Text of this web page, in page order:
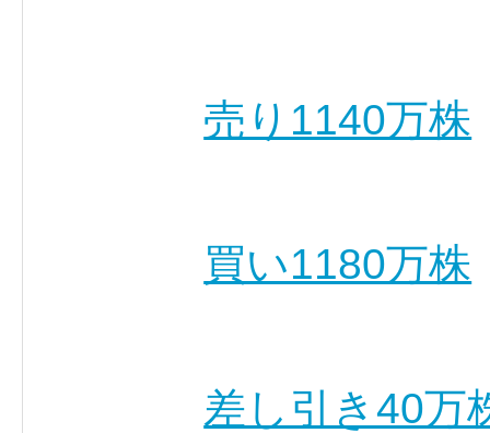
売り1140万株
買い1180万株
差し引き40万